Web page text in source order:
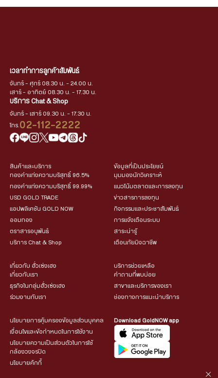
เวลาทำการลูกค้าสัมพันธ์
จันทร์ - ศุกร์ 08.30 น. - 24.00 น.
เสาร์ - อาทิตย์ 08.30 น. - 17.30 น.
บริการ Chat & Shop
จันทร์ - เสาร์ 09.30 น. - 17.30 น.
โทร. 02-112-2222
สินค้าและบริการ
ทองคำแท่งความบริสุทธิ์ 96.5%
ทองคำแท่งความบริสุทธิ์ 99.99%
USD GOLD TRADE
แอปพลิเคชัน GOLD NOW
ออมทอง
ตราสารอนุพันธ์
บริการ Chat & Shop
ข้อมูลที่เป็นประโยชน์
มุมมองนักวิเคราะห์
แนวโน้มตลาดและการลงทุน
ข่าวสารการลงทุน
กิจกรรมและประชาสัมพันธ์
การแจ้งเตือนระบบ
สาระน่ารู้
เตือนภัยมิจฉาชีพ
เกี่ยวกับ ฮั่วเซ่งเฮง
เกี่ยวกับเรา
ธุรกิจในกลุ่มฮั่วเซ่งเฮง
ร่วมงานกับเรา
บริการช่วยเหลือ
คำถามที่พบบ่อย
สาขาและบริการของเรา
ช่องทางการแนะนำบริการ
นโยบายการคุ้มครองข้อมูลส่วนบุคคล
เงื่อนไขและข้อกำหนดในการใช้งาน
นโยบายความเป็นส่วนตัวในการใช้
กล้องวงจรปิด
นโยบายคุ้กกี้
Download GoldNOW app